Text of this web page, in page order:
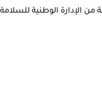
الإدارة الوطنية